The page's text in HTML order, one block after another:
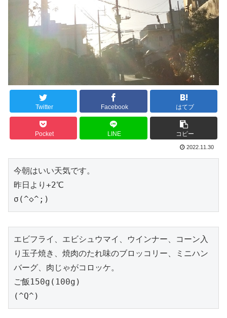
Twitter Facebook はてブ
Pocket LINE コピー
2022.11.30
今朝はいい天気です。
昨日より+2℃
σ(^◇^;)
エビフライ、エビシュウマイ、ウインナー、コーン入
り玉子焼き、焼肉のたれ味のブロッコリー、ミニハン
バーグ、肉じゃがコロッケ。
ご飯150g(100g)
(^Q^)